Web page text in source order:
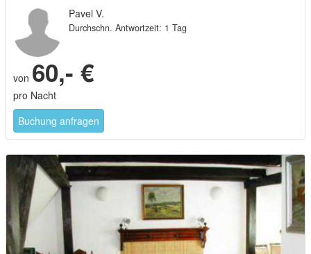
Pavel V.
Durchschn. Antwortzeit: 1 Tag
von 60,- €
pro Nacht
Buchung anfragen